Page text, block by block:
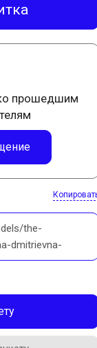
прошедшим
the-
dmitrievna-